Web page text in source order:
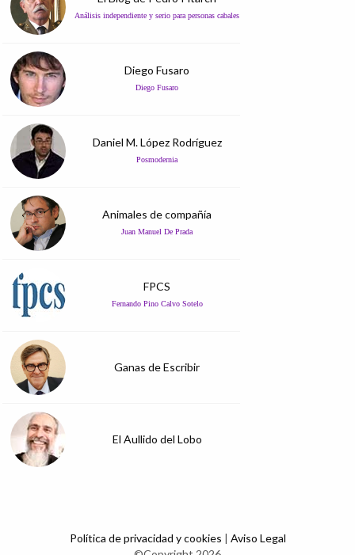
Análisis independiente y serio para personas cabales
Diego Fusaro
Diego Fusaro
Daniel M. López Rodríguez
Posmodernia
Animales de compañía
Juan Manuel De Prada
FPCS
Fernando Pino Calvo Sotelo
Ganas de Escribir
El Aullido del Lobo
Política de privacidad y cookies | Aviso Legal